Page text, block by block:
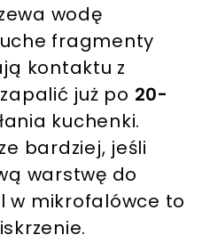
wodę
fragmenty
kontaktu z
już po 20-
kuchenki.
bardziej, jeśli
warstwę do
w mikrofalówce to